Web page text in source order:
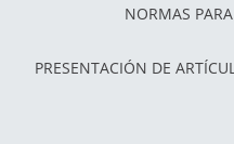
NORMAS
PRESENTACIÓN DE